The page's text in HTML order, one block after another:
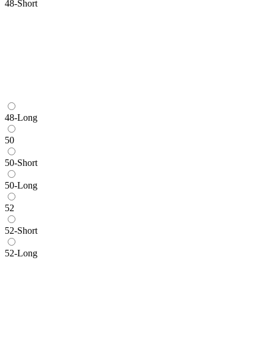
48-Short
48-Long
50
50-Short
50-Long
52
52-Short
52-Long